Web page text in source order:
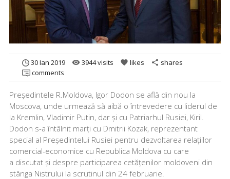
30 Ian 2019 remove_red_eye 3944 visits favorite likes share shares
comments
Președintele R.Moldova, Igor Dodon se află din nou la
Moscova, unde urmează să aibă o întrevedere cu liderul de
la Kremlin, Vladimir Putin, dar și cu Patriarhul Rusiei, Kiril.
Dodon s-a întâlnit marți cu Dmitrii Kozak, reprezentant
special al Președintelui Rusiei pentru dezvoltarea relațiilor
comercial-economice cu Republica Moldova cu care
a discutat și despre participarea cetățenilor moldoveni din
stânga Nistrului la scrutinul din 24 februarie.